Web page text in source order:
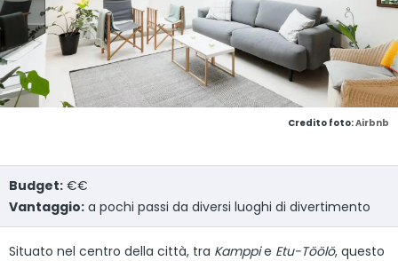
Credito foto:Airbnb
Budget: €€
Vantaggio: a pochi passi da diversi luoghi di divertimento
Situato nel centro della città, tra Kamppie Etu-Töölö, questo